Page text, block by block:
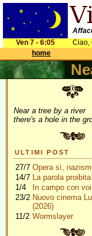
Ven 7 - 6:05
Ciao,
home
Near a tree by a river
there's a hole in the
ULTIMI POST
27/7 Opera sì,
14/7 La parola proibita
1/4
In campo con voi
23/2 Nuovo cinema
(2026)
11/2 Wormslayer